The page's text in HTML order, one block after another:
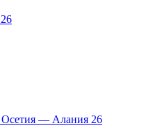
26
Осетия — Алания 26